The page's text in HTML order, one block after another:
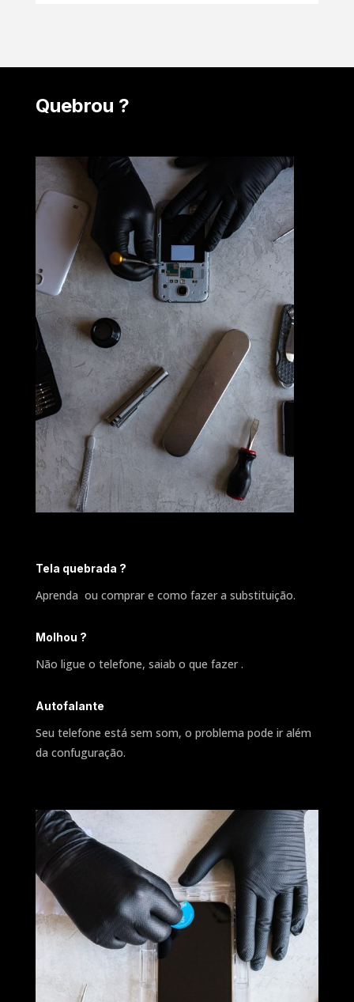
Quebrou ?
Tela quebrada ?
Aprenda ou comprar e como fazer a substituição.
Molhou ?
Não ligue o telefone, saiab o que fazer .
Autofalante
Seu telefone está sem som, o problema pode ir além
da confuguração.